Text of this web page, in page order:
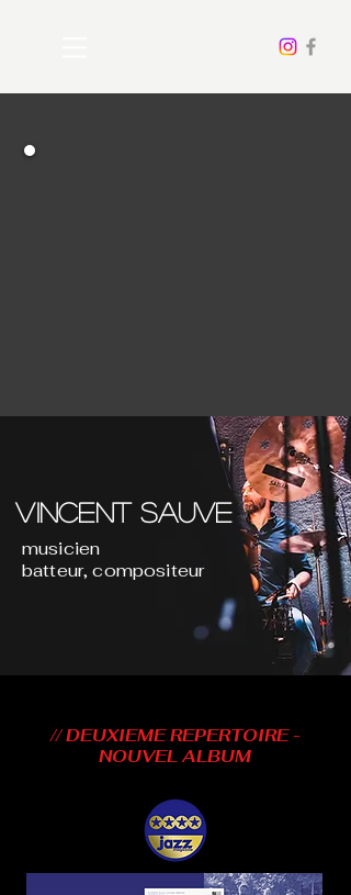
musicien
batteur, compositeur
vincent sauve
// DEUXIEME REPERTOIRE -
NOUVEL ALBUM